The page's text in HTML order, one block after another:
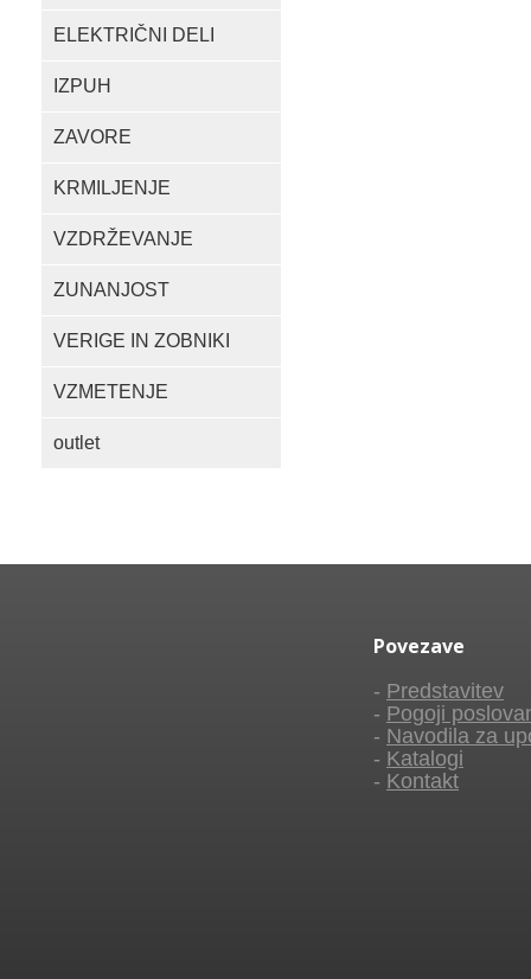
ELEKTRIČNI DELI
IZPUH
ZAVORE
KRMILJENJE
VZDRŽEVANJE
ZUNANJOST
VERIGE IN ZOBNIKI
VZMETENJE
outlet
Povezave
- Predstavitev
- Pogoji
- Navodila za
- Katalogi
- Kontakt